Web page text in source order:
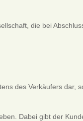
die bei
des Verkäufers dar,
Dabei gibt der